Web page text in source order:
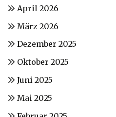
April 2026
März 2026
Dezember 2025
Oktober 2025
Juni 2025
Mai 2025